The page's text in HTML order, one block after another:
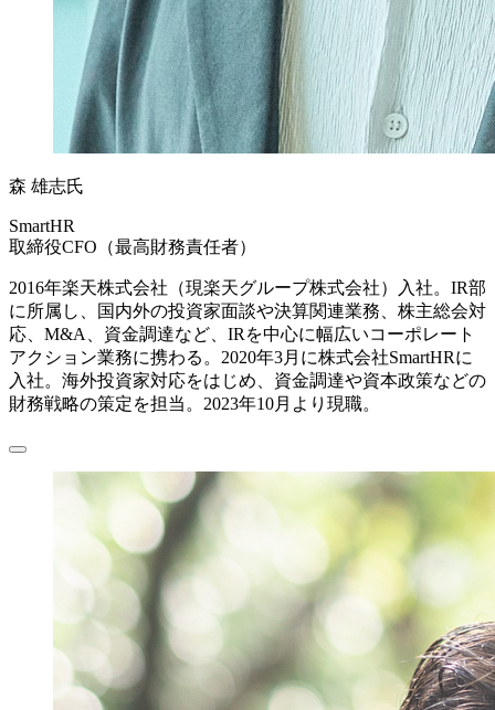
森 雄志氏
SmartHR
取締役CFO（最高財務責任者）
2016年楽天株式会社（現楽天グループ株式会社）入社。IR部
に所属し、国内外の投資家面談や決算関連業務、株主総会対
応、M&A、資金調達など、IRを中心に幅広いコーポレート
アクション業務に携わる。2020年3月に株式会社SmartHRに
入社。海外投資家対応をはじめ、資金調達や資本政策などの
財務戦略の策定を担当。2023年10月より現職。